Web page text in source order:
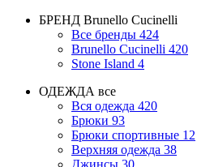
БРЕНД Brunello Cucinelli
Все бренды 424
Brunello Cucinelli 420
Stone Island 4
ОДЕЖДА все
Вся одежда 420
Брюки 93
Брюки спортивные 12
Верхняя одежда 38
Джинсы 30